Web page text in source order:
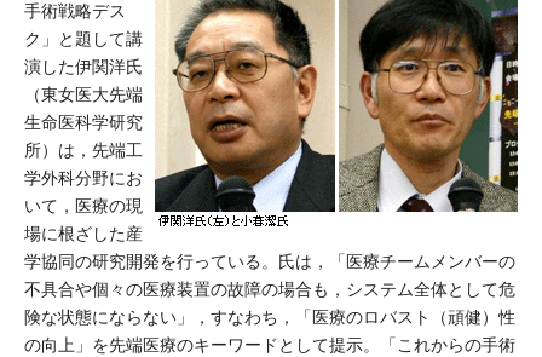
手術戦略デス
ク」と題して講
演した伊関洋氏
（東女医大先端
生命医科学研究
所）は，先端工
学外科分野にお
いて，医療の現
場に根ざした産
学協同の研究開発を行っている。氏は，「医療チームメンバーの
不具合や個々の医療装置の故障の場合も，システム全体として危
険な状態にならない」，すなわち，「医療のロバスト（頑健）性
の向上」を先端医療のキーワードとして提示。「これからの手術